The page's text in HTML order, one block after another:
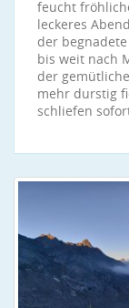
feucht
leckeres
der
bis weit nach
der
mehr durstig
schliefen